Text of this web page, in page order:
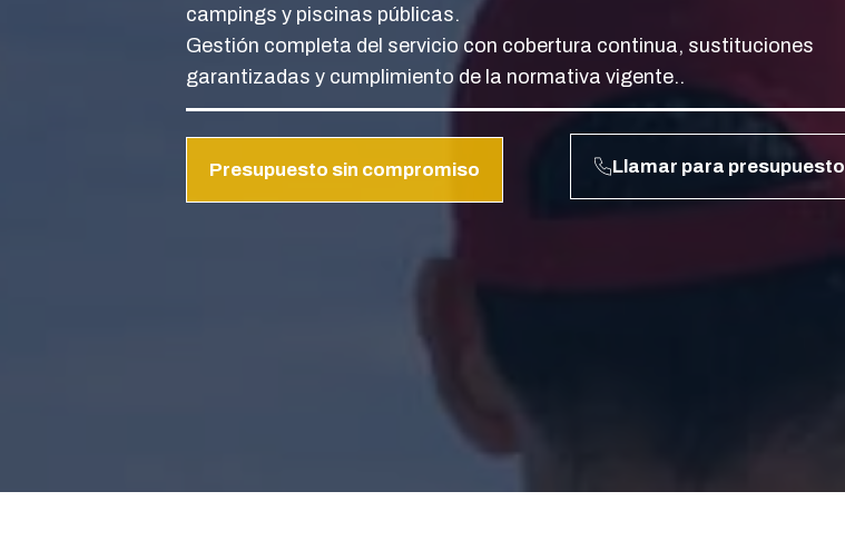
campings y piscinas públicas.
Gestión completa del servicio con cobertura continua, sustituciones
garantizadas y cumplimiento de la normativa vigente..
Presupuesto sin compromiso Llamar para presupuesto